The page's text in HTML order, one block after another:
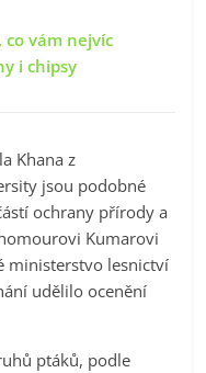
co vám nejvíc
i chipsy
Khana z
jsou podobné
ochrany přírody a
Kumarovi
ministerstvo lesnictví
udělilo ocenění
ptáků, podle